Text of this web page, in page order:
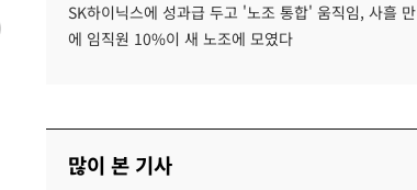
SK하이닉스에 성과급 두고 '노조 통합' 움직임, 사흘 만
에 임직원 10%이 새 노조에 모였다
많이 본 기사